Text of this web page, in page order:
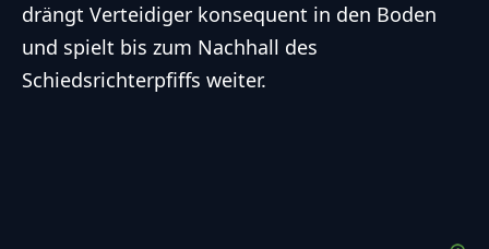
drängt Verteidiger konsequent in den Boden
und spielt bis zum Nachhall des
Schiedsrichterpfiffs weiter.